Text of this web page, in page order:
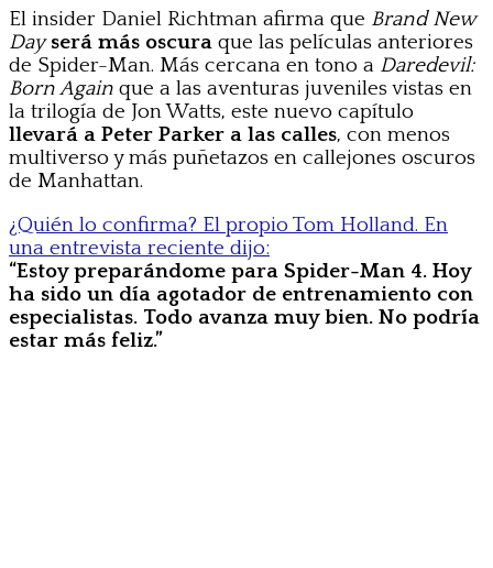
El insider Daniel Richtman afirma que Brand New
Day será más oscura que las películas anteriores
de Spider-Man. Más cercana en tono a Daredevil:
Born Again que a las aventuras juveniles vistas en
la trilogía de Jon Watts, este nuevo capítulo
llevará a Peter Parker a las calles, con menos
multiverso y más puñetazos en callejones oscuros
de Manhattan.
¿Quién lo confirma? El propio Tom Holland. En
una entrevista reciente dijo:
“Estoy preparándome para Spider-Man 4. Hoy
ha sido un día agotador de entrenamiento con
especialistas. Todo avanza muy bien. No podría
estar más feliz.”